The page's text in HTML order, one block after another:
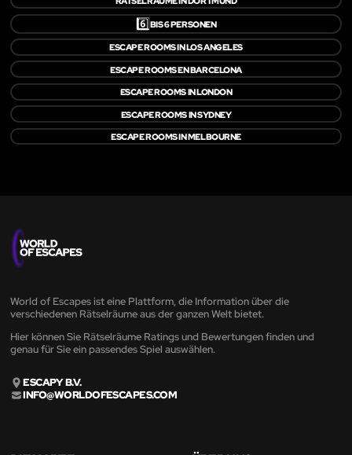
6️⃣BIS 6 PERSONEN
ESCAPE ROOMS IN LOS ANGELES
ESCAPE ROOMS EN BARCELONA
ESCAPE ROOMS IN LONDON
ESCAPE ROOMS IN SYDNEY
ESCAPE ROOMS IN MELBOURNE
World of Escapes ist eine Plattform, die Information über die
verschiedenen Rätselräume aus der ganzen Welt bietet.
Hier können Sie Rätselräume Ratings und Bewertungen finden und
genau für Sie ein passendes Spiel auswählen.
ESCAPY B.V.
INFO@WORLDOFESCAPES.COM